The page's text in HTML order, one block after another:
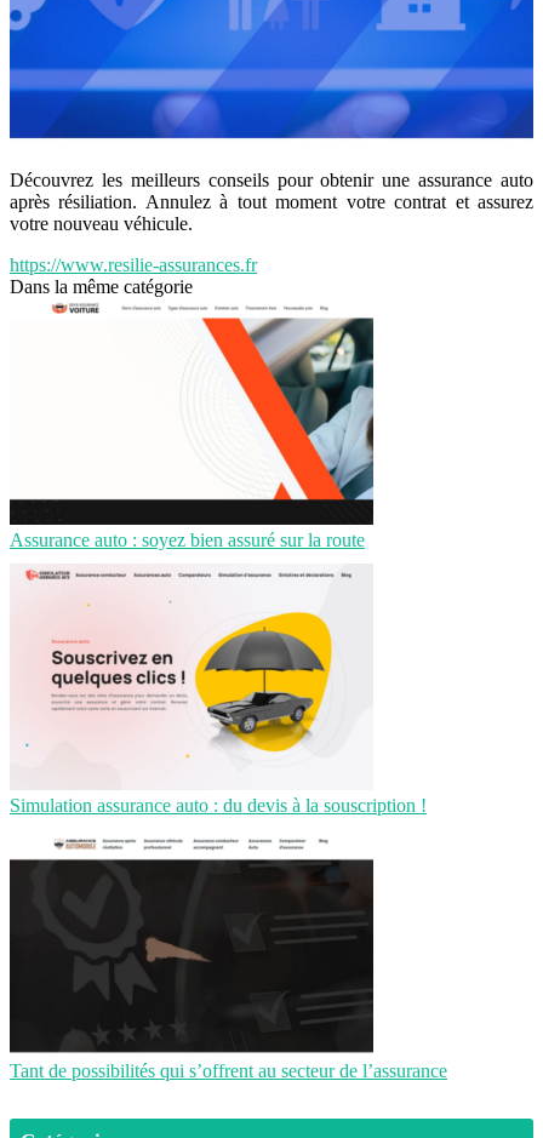
Découvrez les meilleurs conseils pour obtenir une assurance auto
après résiliation. Annulez à tout moment votre contrat et assurez
votre nouveau véhicule.
https://www.resilie-assurances.fr
Dans la même catégorie
Assurance auto : soyez bien assuré sur la route
Simulation assurance auto : du devis à la souscription !
Tant de possibilités qui s’offrent au secteur de l’assurance